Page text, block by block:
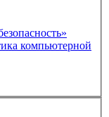
компьютерной